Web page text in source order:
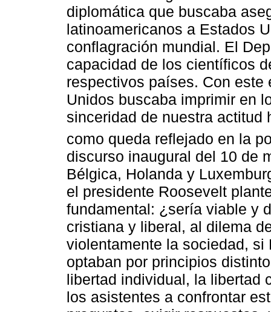
diplomática que buscaba
latinoamericanos a Estados
conflagración mundial. El
capacidad de los científicos
respectivos países. Con este
Unidos buscaba imprimir en
sinceridad de nuestra actitud
como queda reflejado en la
discurso inaugural del 10 de
Bélgica, Holanda y
el presidente Roosevelt
fundamental: ¿sería viable y
cristiana y liberal, al dilema
violentamente la sociedad,
optaban por principios
libertad individual, la libertad
los asistentes a confrontar